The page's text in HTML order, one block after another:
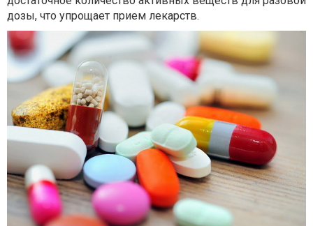
дозы, что упрощает прием лекарств.